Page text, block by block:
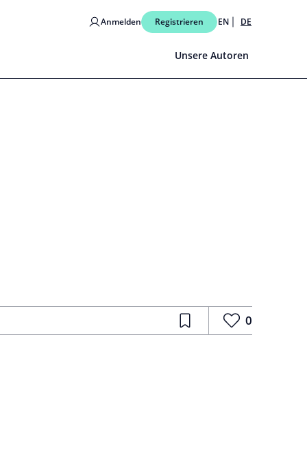
Anmelden Registrieren EN DE
Unsere Autoren
0